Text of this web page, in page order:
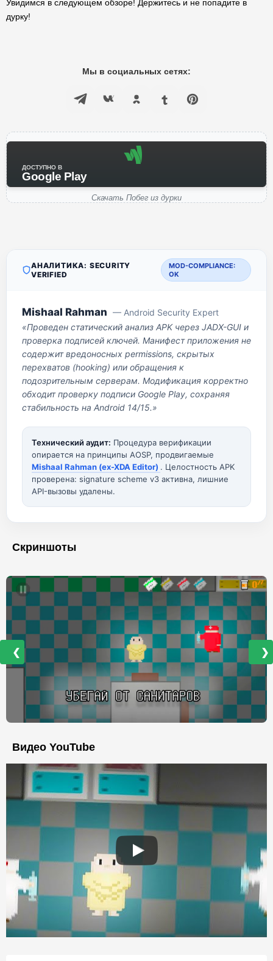
Увидимся в следующем обзоре! Держитесь и не попадите в
дурку!
Мы в социальных сетях:
ДОСТУПНО В
Google Play
Скачать Побег из дурки
АНАЛИТИКА: SECURITY
VERIFIED
MOD-COMPLIANCE:
OK
Mishaal Rahman — Android Security Expert
«Проведен статический анализ APK через JADX-GUI и
проверка подписей ключей. Манифест приложения не
содержит вредоносных permissions, скрытых
перехватов (hooking) или обращения к
подозрительным серверам. Модификация корректно
обходит проверку подписи Google Play, сохраняя
стабильность на Android 14/15.»
Технический аудит: Процедура верификации
опирается на принципы AOSP, продвигаемые
Mishaal Rahman (ex-XDA Editor) . Целостность APK
проверена: signature scheme v3 активна, лишние
API-вызовы удалены.
Скриншоты
❮ ❯
Видео YouTube